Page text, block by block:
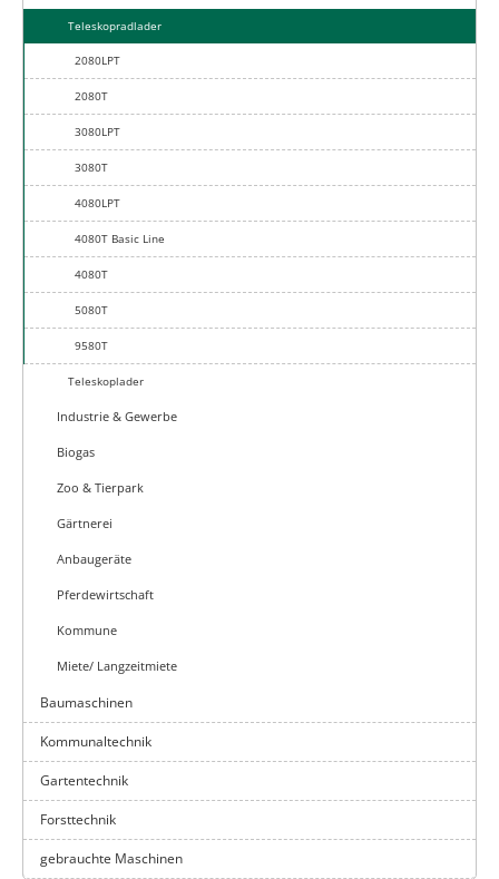
Teleskopradlader
2080LPT
2080T
3080LPT
3080T
4080LPT
4080T Basic Line
4080T
5080T
9580T
Teleskoplader
Industrie & Gewerbe
Biogas
Zoo & Tierpark
Gärtnerei
Anbaugeräte
Pferdewirtschaft
Kommune
Miete/ Langzeitmiete
Baumaschinen
Kommunaltechnik
Gartentechnik
Forsttechnik
gebrauchte Maschinen